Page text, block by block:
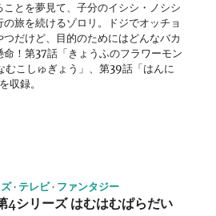
ことを夢見て、子分のイシシ・ノシシ
旅を続けるゾロリ。ドジでオッチョ
だけど、目的のためにはどんなバカ
！第37話「きょうふのフラワーモン
むこしゅぎょう」、第39話「はんに
収録。
テレビ ファンタジー
4シリーズ はむはむぱらだい